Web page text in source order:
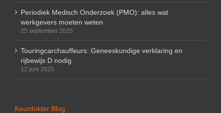
Periodiek Medisch Onderzoek (PMO): alles wat
werkgevers moeten weten
25 september 2025
Touringcarchauffeurs: Geneeskundige verklaring en
rijbewijs D nodig
12 juni 2025
Keurdokter Blog